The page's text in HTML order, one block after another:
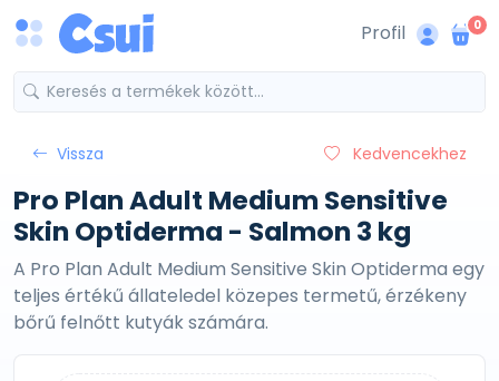
Profil 0
Vissza Kedvencekhez
Pro Plan Adult Medium Sensitive
Skin Optiderma - Salmon 3 kg
A Pro Plan Adult Medium Sensitive Skin Optiderma egy
teljes értékű állateledel közepes termetű, érzékeny
bőrű felnőtt kutyák számára.